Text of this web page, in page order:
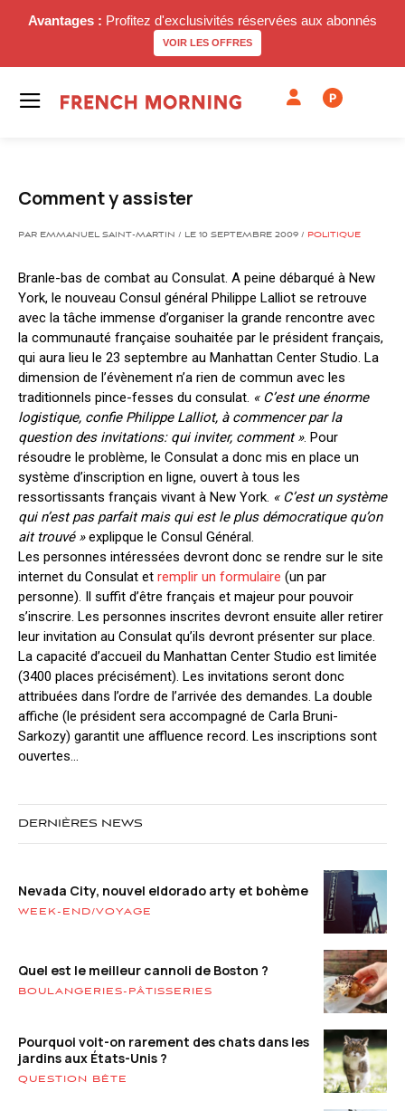
Avantages : Profitez d'exclusivités réservées aux abonnés
VOIR LES OFFRES
P
Comment y assister
PAR EMMANUEL SAINT-MARTIN / LE 10 SEPTEMBRE 2009 / POLITIQUE
Branle-bas de combat au Consulat. A peine débarqué à New
York, le nouveau Consul général Philippe Lalliot se retrouve
avec la tâche immense d’organiser la grande rencontre avec
la communauté française souhaitée par le président français,
qui aura lieu le 23 septembre au Manhattan Center Studio. La
dimension de l’évènement n’a rien de commun avec les
traditionnels pince-fesses du consulat. « C’est une énorme
logistique, confie Philippe Lalliot, à commencer par la
question des invitations: qui inviter, comment ». Pour
résoudre le problème, le Consulat a donc mis en place un
système d’inscription en ligne, ouvert à tous les
ressortissants français vivant à New York. « C’est un système
qui n’est pas parfait mais qui est le plus démocratique qu’on
ait trouvé »explipque le Consul Général.
Les personnes intéressées devront donc se rendre sur le site
internet du Consulat et remplir un formulaire (un par
personne). Il suffit d’être français et majeur pour pouvoir
s’inscrire. Les personnes inscrites devront ensuite aller retirer
leur invitation au Consulat qu’ils devront présenter sur place.
La capacité d’accueil du Manhattan Center Studio est limitée
(3400 places précisément). Les invitations seront donc
attribuées dans l’ordre de l’arrivée des demandes. La double
affiche (le président sera accompagné de Carla Bruni-
Sarkozy) garantit une affluence record. Les inscriptions sont
ouvertes…
DERNIÈRES NEWS
Nevada City, nouvel eldorado arty et bohème
WEEK-END/VOYAGE
Quel est le meilleur cannoli de Boston ?
BOULANGERIES-PÂTISSERIES
Pourquoi voit-on rarement des chats dans les
jardins aux États-Unis ?
QUESTION BÊTE